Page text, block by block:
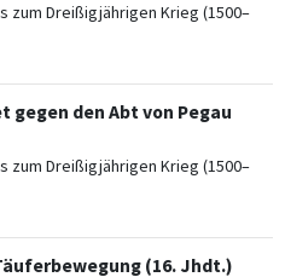
zum Dreißigjährigen Krieg (1500–
gegen den Abt von Pegau
zum Dreißigjährigen Krieg (1500–
(16. Jhdt.)